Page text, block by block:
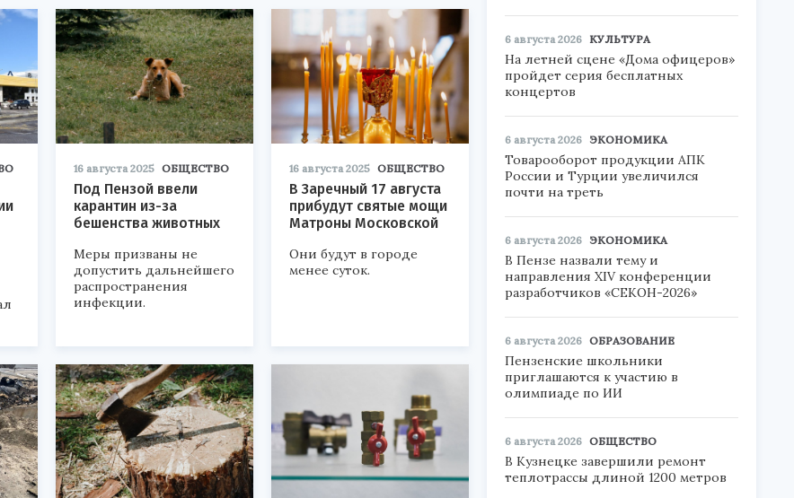
16 августа 2025 ОБЩЕСТВО
Под Пензой ввели
карантин из-за
бешенства животных
Меры призваны не
допустить дальнейшего
распространения
инфекции.
16 августа 2025 ОБЩЕСТВО
В Заречный 17 августа
прибудут святые мощи
Матроны Московской
Они будут в городе
менее суток.
6 августа 2026 КУЛЬТУРА
На летней сцене «Дома офицеров»
пройдет серия бесплатных
концертов
6 августа 2026 ЭКОНОМИКА
Товарооборот продукции АПК
России и Турции увеличился
почти на треть
6 августа 2026 ЭКОНОМИКА
В Пензе назвали тему и
направления XIV конференции
разработчиков «СЕКОН-2026»
6 августа 2026 ОБРАЗОВАНИЕ
Пензенские школьники
приглашаются к участию в
олимпиаде по ИИ
6 августа 2026 ОБЩЕСТВО
В Кузнецке завершили ремонт
теплотрассы длиной 1200 метров